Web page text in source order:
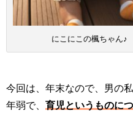
にこにこの楓ちゃん♪
今回は、年末なので、男の
年弱で、 育児というものに